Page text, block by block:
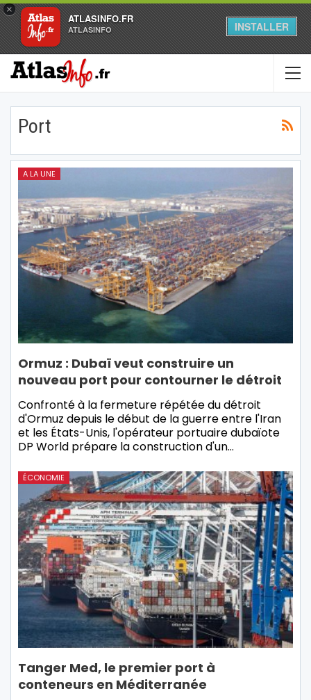
×
ATLASINFO.FR
ATLASINFO INSTALLER
Port
A LA UNE
Ormuz : Dubaï veut construire un
nouveau port pour contourner le détroit
Confronté à la fermeture répétée du détroit
d'Ormuz depuis le début de la guerre entre l'Iran
et les États-Unis, l'opérateur portuaire dubaïote
DP World prépare la construction d'un…
ÉCONOMIE
Tanger Med, le premier port à
conteneurs en Méditerranée